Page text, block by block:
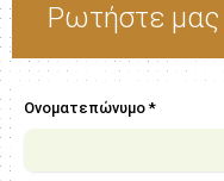
Ρωτήστε μας
Ονοματεπώνυμο *